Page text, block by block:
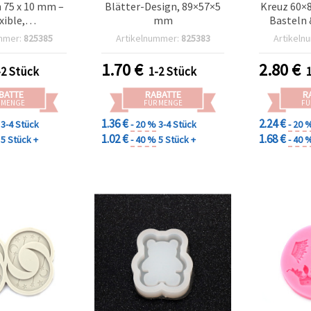
x 10 mm –
Form
Seife,
DIY-
&
825385
Stück
3-4 Stück
5 Stück +
Blätter-Design, 89×57×5
mm
Artikelnummer: 825383
1.70€ 1-2 Stück
RABATTE
FÜR MENGE
1.36 €- 20 %3-4 Stück
1.02 €- 40 %5 Stück +
Kreuz
Basteln
2.80€
2.24 €- 20
1.68 €- 40